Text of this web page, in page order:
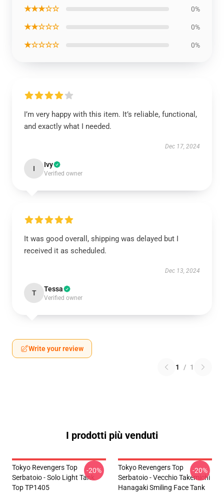
★★★☆☆ 0%
★★☆☆☆ 0%
★☆☆☆☆ 0%
I’m very happy with this item. It’s reliable, functional,
and exactly what I needed.
Dec 17, 2024
I Ivy
Verified owner
It was good overall, shipping was delayed but I
received it as scheduled.
Dec 13, 2024
T Tessa
Verified owner
Write your review
1 / 1
I prodotti più venduti
Tokyo Revengers Top
Serbatoio - Solo Light Tank
Top TP1405
-20%
Tokyo Revengers Top
Serbatoio - Vecchio Takemichi
Hanagaki Smiling Face Tank
-20%